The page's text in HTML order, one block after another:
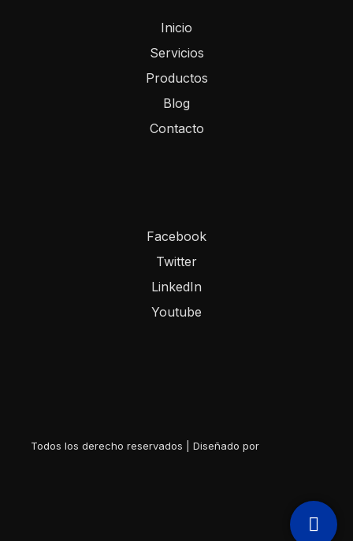
Inicio
Servicios
Productos
Blog
Contacto
Facebook
Twitter
LinkedIn
Youtube
Todos los derecho reservados | Diseñado por